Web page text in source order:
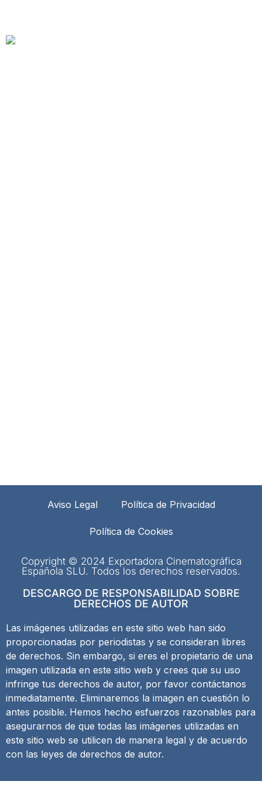
Aviso Legal Política de Privacidad
Política de Cookies
Copyright © 2024 Exportadora Cinematográfica
Española SLU. Todos los derechos reservados.
DESCARGO DE RESPONSABILIDAD SOBRE
DERECHOS DE AUTOR
Las imágenes utilizadas en este sitio web han sido
proporcionadas por periodistas y se consideran libres
de derechos. Sin embargo, si eres el propietario de una
imagen utilizada en este sitio web y crees que su uso
infringe tus derechos de autor, por favor contáctanos
inmediatamente. Eliminaremos la imagen en cuestión lo
antes posible. Hemos hecho esfuerzos razonables para
asegurarnos de que todas las imágenes utilizadas en
este sitio web se utilicen de manera legal y de acuerdo
con las leyes de derechos de autor.